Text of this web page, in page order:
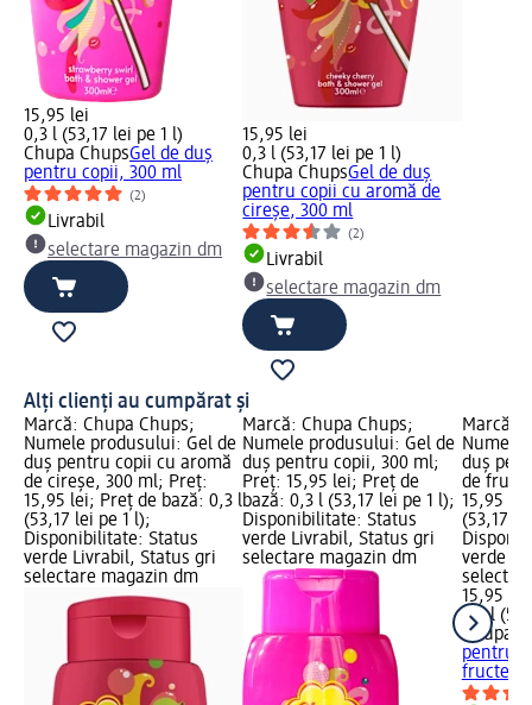
15,95 lei
0,3 l (53,17 lei pe 1 l)
Chupa ChupsGel de duș
pentru copii, 300 ml
(2)
Livrabil
selectare magazin dm
15,95 lei
0,3 l (53,17 lei pe 1 l)
Chupa ChupsGel de duș
pentru copii cu aromă de
cireșe, 300 ml
(2)
Livrabil
selectare magazin dm
Alți clienți au cumpărat și
Marcă: Chupa Chups;
Numele produsului: Gel de
duș pentru copii cu aromă
de cireșe, 300 ml; Preț:
15,95 lei; Preț de bază: 0,3 l
(53,17 lei pe 1 l);
Disponibilitate: Status
verde Livrabil, Status gri
selectare magazin dm
Marcă: Chupa Chups;
Numele produsului: Gel de
duș pentru copii, 300 ml;
Preț: 15,95 lei; Preț de
bază: 0,3 l (53,17 lei pe 1 l);
Disponibilitate: Status
verde Livrabil, Status gri
selectare magazin dm
Marcă:
Numele
duș
de
15,95
(53,17
verde
15,95 lei
0,3 l
Chupa
pentru
fructe,